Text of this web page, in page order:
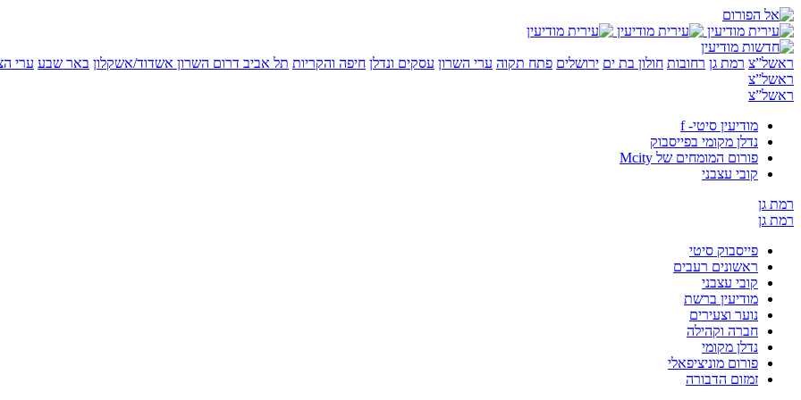
ראשל”צ רמת גן רחובות חולון בת ים ירושלים פתח תקוה ערי השרון עסקים ונדלן חיפה והקריות תל אביב דרום השרון אשדוד/אשקלון באר שבע ערי
ראשל”צ
ראשל”צ
מודיעין סיטי- f
נדלן מקומי בפייסבוק
פורום המומחים של Mcity
קובי עצבני
רמת גן
רמת גן
פייסבוק סיטי
ראשונים רעבים
קובי עצבני
מודיעין ברשת
נוער וצעירים
חברה וקהילה
נדלן מקומי
פורום מוניציפאלי
זמזום הדבורה